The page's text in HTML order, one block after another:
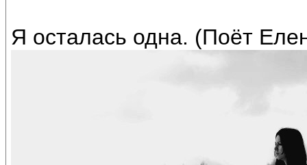
Я осталась одна. (Поёт